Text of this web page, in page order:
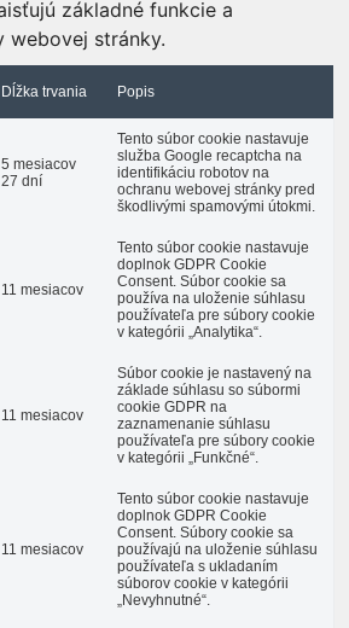
základné funkcie a
webovej stránky.
Dĺžka trvania Popis
5 mesiacov
27 dní
Tento súbor cookie nastavuje
služba Google recaptcha na
identifikáciu robotov na
ochranu webovej stránky pred
škodlivými spamovými útokmi.
11 mesiacov
Tento súbor cookie nastavuje
doplnok GDPR Cookie
Consent. Súbor cookie sa
používa na uloženie súhlasu
používateľa pre súbory cookie
v kategórii „Analytika“.
11 mesiacov
Súbor cookie je nastavený na
základe súhlasu so súbormi
cookie GDPR na
zaznamenanie súhlasu
používateľa pre súbory cookie
v kategórii „Funkčné“.
11 mesiacov
Tento súbor cookie nastavuje
doplnok GDPR Cookie
Consent. Súbory cookie sa
používajú na uloženie súhlasu
používateľa s ukladaním
súborov cookie v kategórii
„Nevyhnutné“.